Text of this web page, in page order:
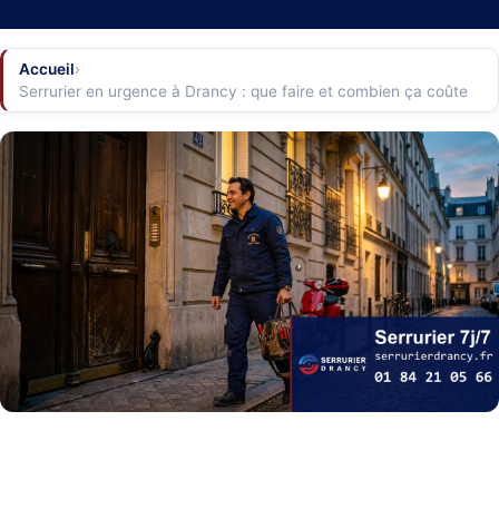
Accueil›
Serrurier en urgence à Drancy : que faire et combien ça coûte